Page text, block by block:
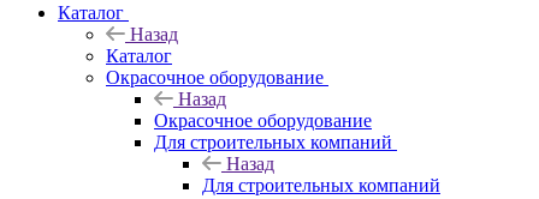
Каталог
Назад
Каталог
Окрасочное оборудование
Назад
Окрасочное оборудование
Для строительных компаний
Назад
Для строительных компаний